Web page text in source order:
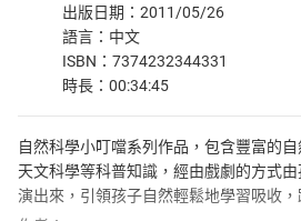
出版日期：2011/05/26
語言：中文
ISBN：7374232344331
時長：00:34:45
自然科學小叮噹系列作品，包含豐富的
天文科學等科普知識，經由戲劇的方式
演出來，引領孩子自然輕鬆地學習吸收，